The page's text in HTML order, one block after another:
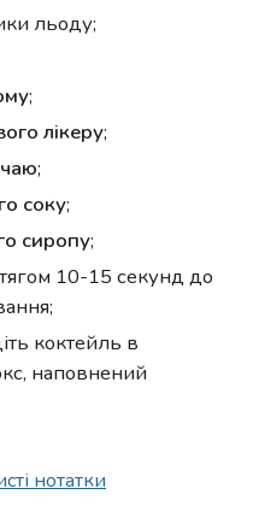
льоду;
;
лікеру;
;
соку;
сиропу;
10-15 секунд до
коктейль в
наповнений
нотатки